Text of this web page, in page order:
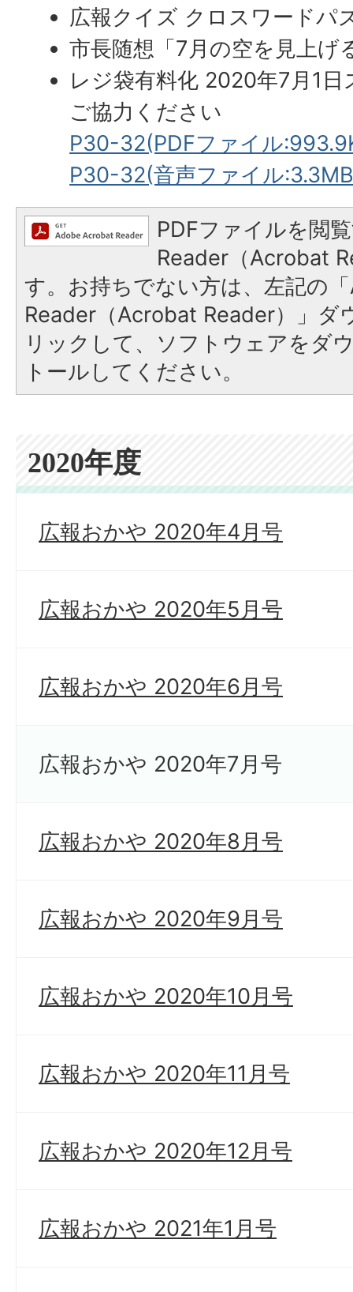
広報クイズ クロスワードパ
市長随想「7月の空を見上げ
レジ袋有料化 2020年7月1
ご協力ください
P30-32(PDFファイル
P30-32(音声ファイル
PDFファイルを閲
Reader（Acrobat
す。お持ちでない方は、左記の
Reader（Acrobat Reader）」ダ
リックして、ソフトウェアをダ
トールしてください。
2020年度
広報おかや 2020年4月号
広報おかや 2020年5月号
広報おかや 2020年6月号
広報おかや 2020年7月号
広報おかや 2020年8月号
広報おかや 2020年9月号
広報おかや 2020年10月号
広報おかや 2020年11月号
広報おかや 2020年12月号
広報おかや 2021年1月号